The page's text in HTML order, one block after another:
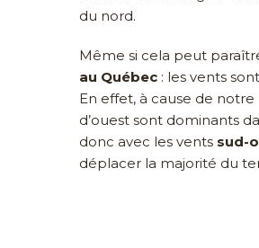
du nord.
Même si cela peut
au Québec : les vents
En effet, à cause de
d’ouest sont dominants
donc avec les vents sud-
déplacer la majorité du